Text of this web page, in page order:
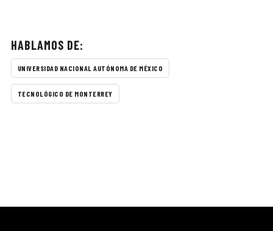
HABLAMOS DE:
UNIVERSIDAD NACIONAL AUTÓNOMA DE MÉXICO
TECNOLÓGICO DE MONTERREY